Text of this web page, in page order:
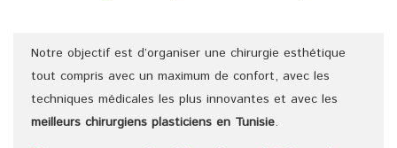
Notre objectif est d’organiser une chirurgie esthétique
tout compris avec un maximum de confort, avec les
techniques médicales les plus innovantes et avec les
meilleurs chirurgiens plasticiens en Tunisie.